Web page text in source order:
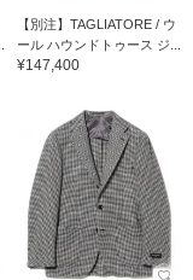
【別注】TAGLIATORE / ウ
ール ハウンドトゥース ジ...
¥147,400